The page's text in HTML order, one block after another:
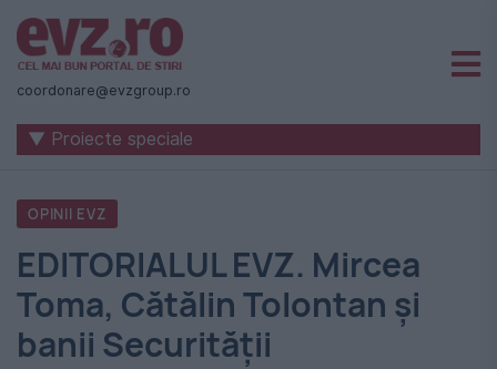
Știri
naționale
internaționale
România
-
Evenimentul
Zilei
coordonare@evzgroup.ro
▼ Proiecte speciale
OPINII EVZ
EDITORIALUL EVZ. Mircea
Toma, Cătălin Tolontan și
banii Securității